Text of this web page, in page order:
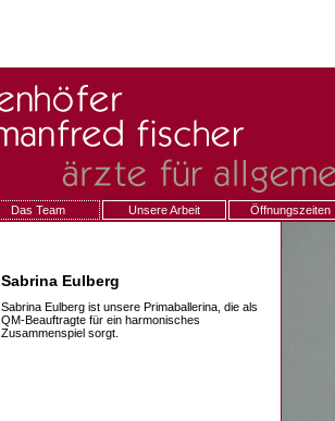
Das Team Unsere Arbeit Öffnungszeiten
Sabrina Eulberg
Sabrina Eulberg ist unsere Primaballerina, die als
QM-Beauftragte für ein harmonisches
Zusammenspiel sorgt.